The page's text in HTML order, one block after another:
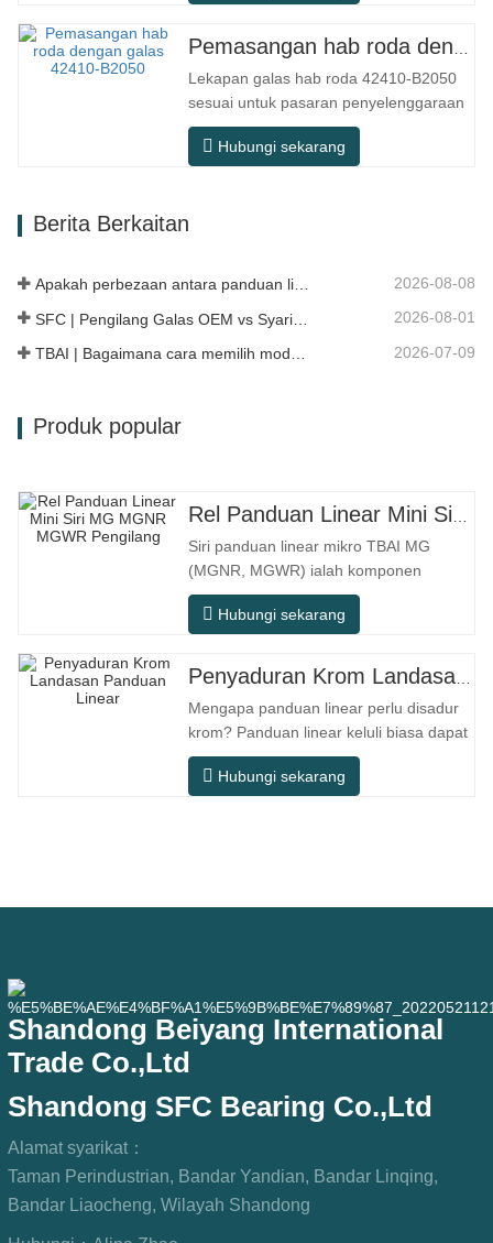
penggunaan praktikal seperti peralatan
automasi, mesin alat ketepatan,
peralatan luar, bengkel pemprosesan
lembap, dan…
Lekapan galas hab roda 42410-B2050
sesuai untuk pasaran penyelenggaraan
dan penggantian selepas jualan
automotif, memenuhi keperluan
Hubungi sekarang
Berita Berkaitan
Apakah perbezaan antara panduan linear HG, EG, dan MG? 2026-08-08
2026-08-01
2026-07-09
Produk popular
Siri panduan linear mikro TBAI MG
(MGNR, MGWR) ialah komponen
gerakan linear berprestasi tinggi yang
direka khusus untuk peralatan kecil
ciri struktur padat, operasi lancar,
ketepatan kedudukan tinggi, dan ruang
pemasangan yang kecil. MGNR direka
dengan
Hubungi sekarang
Mengapa panduan linear perlu disadur
krom? Panduan linear keluli biasa dapat
memenuhi keperluan operasi asas
dalam persekitaran kering dalaman
Hubungi sekarang
Shandong Beiyang International
Trade Co.,Ltd
Shandong SFC Bearing Co.,Ltd
Alamat syarikat：
Taman Perindustrian, Bandar Yandian, Bandar Linqing,
Bandar Liaocheng, Wilayah Shandong